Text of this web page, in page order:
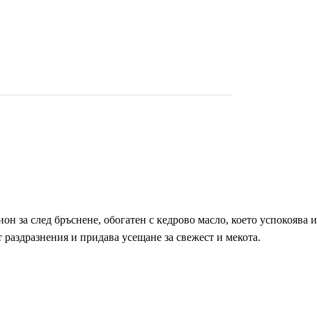
за след бръснене, обогатен с кедрово масло, което успокоява и
и придава усещане за свежест и мекота.